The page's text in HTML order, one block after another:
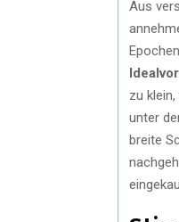
Aus
zu
unter
breite